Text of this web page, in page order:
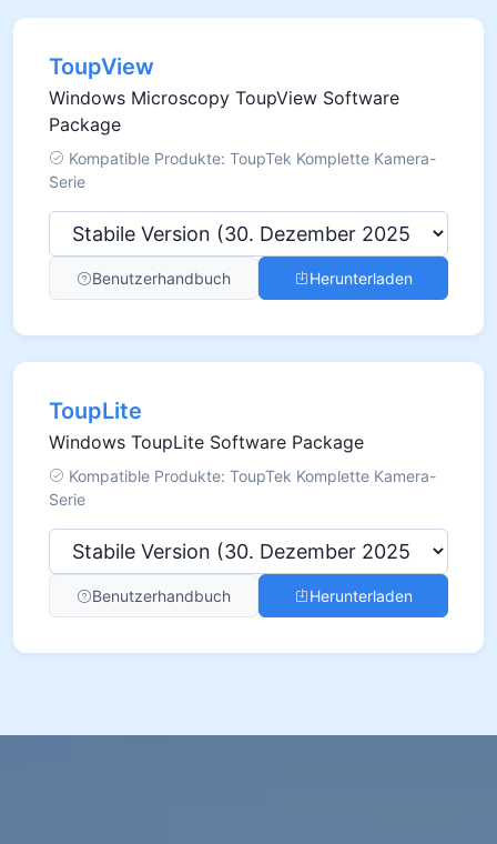
ToupView
Windows Microscopy ToupView Software
Package
Kompatible Produkte: ToupTek Komplette Kamera-
Serie
Benutzerhandbuch Herunterladen
ToupLite
Windows ToupLite Software Package
Kompatible Produkte: ToupTek Komplette Kamera-
Serie
Benutzerhandbuch Herunterladen